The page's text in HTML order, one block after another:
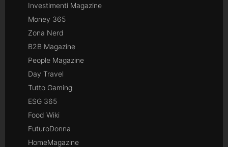
Investimenti Magazine
Money 365
Zona Nerd
B2B Magazine
People Magazine
Day Travel
Tutto Gaming
ESG 365
Food Wiki
FuturoDonna
HomeMagazine